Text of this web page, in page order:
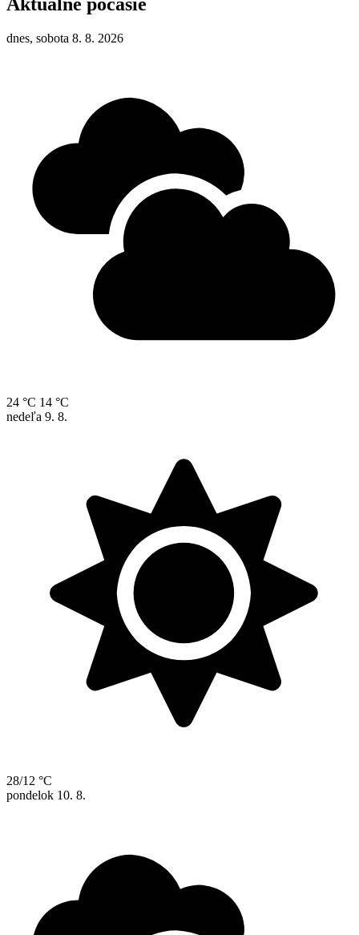
dnes, sobota 8. 8. 2026
24 °C 14 °C
nedeľa 9. 8.
28/12 °C
pondelok 10. 8.